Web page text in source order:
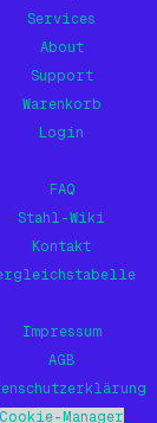
Services
About
Support
Warenkorb
Login
FAQ
Stahl-Wiki
Kontakt
Impressum
AGB
Cookie-Manager